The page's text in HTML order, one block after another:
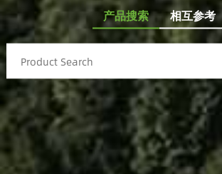
产品搜索 相互参考